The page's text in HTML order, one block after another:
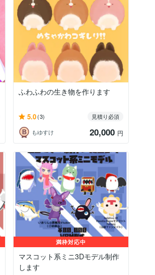
ふわふわの生き物を作ります
5.0(3)
見積り必須
もゆすけ
20,000 円
満枠対応中
マスコット系ミニ3Dモデル制作
します